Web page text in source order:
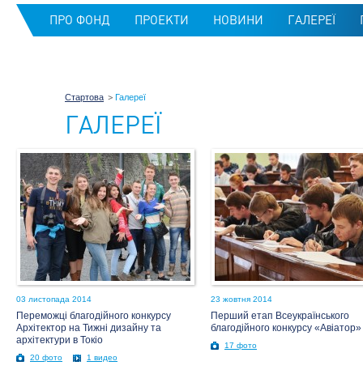
ПРО ФОНД ПРОЕКТИ НОВИНИ ГАЛЕРЕЇ
Стартова Галереї
ГАЛЕРЕЇ
03 листопада 2014
Переможці благодійного конкурсу
Архітектор на Тижні дизайну та
архітектури в Токіо
20 фото 1 видео
23 жовтня 2014
Перший етап Всеукраїнського
благодійного конкурсу «Авіатор»
17 фото